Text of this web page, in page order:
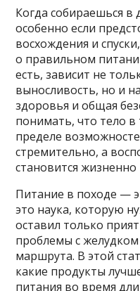
Когда собираешься в
особенно если
восхождения и
о правильном
есть, зависит не
выносливость, но и
здоровья и общая
понимать, что тело в
пределе
стремительно, а
становится
Питание в походе —
это наука, которую
оставил только
проблемы с
маршрута. В этой
какие продукты
питания во время